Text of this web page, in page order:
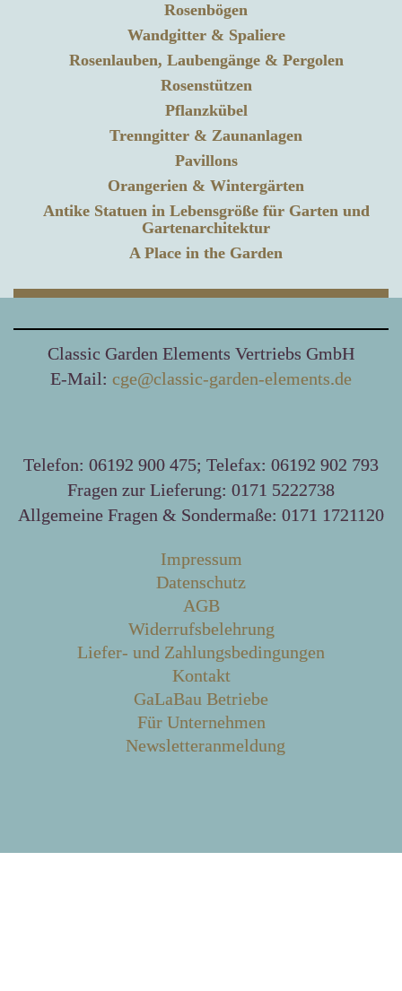
Rosenbögen
Wandgitter & Spaliere
Rosenlauben, Laubengänge & Pergolen
Rosenstützen
Pflanzkübel
Trenngitter & Zaunanlagen
Pavillons
Orangerien & Wintergärten
Antike Statuen in Lebensgröße für Garten und
Gartenarchitektur
A Place in the Garden
Classic Garden Elements Vertriebs GmbH
E-Mail: cge@classic-garden-elements.de
Telefon: 06192 900 475; Telefax: 06192 902 793
Fragen zur Lieferung: 0171 5222738
Allgemeine Fragen & Sondermaße: 0171 1721120
Impressum
Datenschutz
AGB
Widerrufsbelehrung
Liefer- und Zahlungsbedingungen
Kontakt
GaLaBau Betriebe
Für Unternehmen
Newsletteranmeldung